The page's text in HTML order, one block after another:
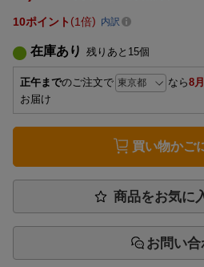
10ポイント 1倍 内訳
在庫あり 残りあと 15個
正午までのご注文で なら8
お届け
買い物かご
商品をお気に
お問い合